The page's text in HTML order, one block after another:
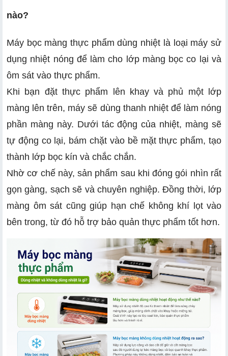
nào?
Máy bọc màng thực phẩm dùng nhiệt là loại máy sử
dụng nhiệt nóng để làm cho lớp màng bọc co lại và
ôm sát vào thực phẩm.
Khi bạn đặt thực phẩm lên khay và phủ một lớp
màng lên trên, máy sẽ dùng thanh nhiệt để làm nóng
phần màng này. Dưới tác động của nhiệt, màng sẽ
tự động co lại, bám chặt vào bề mặt thực phẩm, tạo
thành lớp bọc kín và chắc chắn.
Nhờ cơ chế này, sản phẩm sau khi đóng gói nhìn rất
gọn gàng, sạch sẽ và chuyên nghiệp. Đồng thời, lớp
màng ôm sát cũng giúp hạn chế không khí lọt vào
bên trong, từ đó hỗ trợ bảo quản thực phẩm tốt hơn.